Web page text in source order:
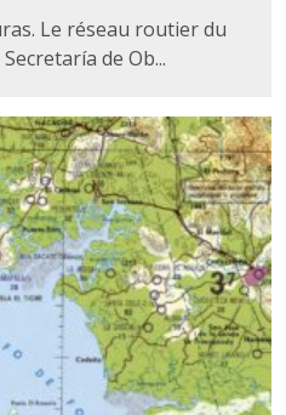
Le réseau routier du
de Ob...